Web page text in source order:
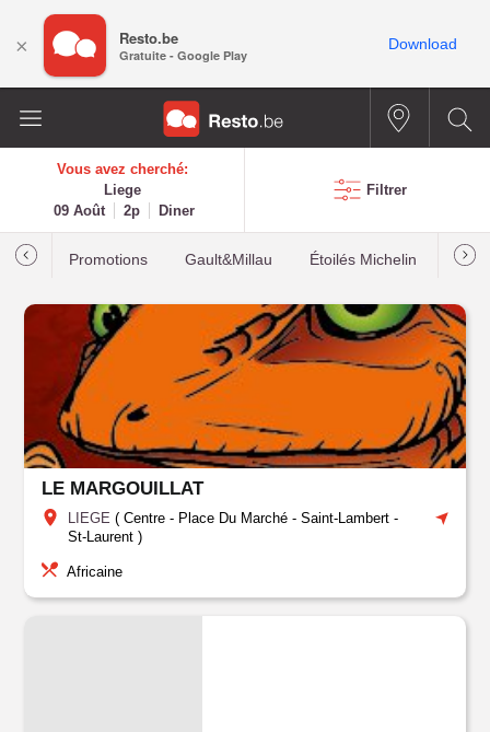
Vous avez cherché:
Liege
09 Août
2p Diner
Filtrer
Promotions Gault&Millau Étoilés Michelin Les
LE MARGOUILLAT
LIEGE (Centre - Place Du Marché - Saint-Lambert -
St-Laurent )
Africaine
× Resto.be
Gratuite - Google Play
Download